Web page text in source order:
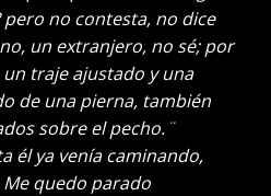
pero no contesta, no dice
un extranjero, no sé; por
traje ajustado y una
de una pierna, también
sobre el pecho.¨
él ya venía caminando,
quedo parado